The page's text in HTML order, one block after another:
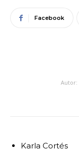
Facebook
Autor:
Karla Cortés